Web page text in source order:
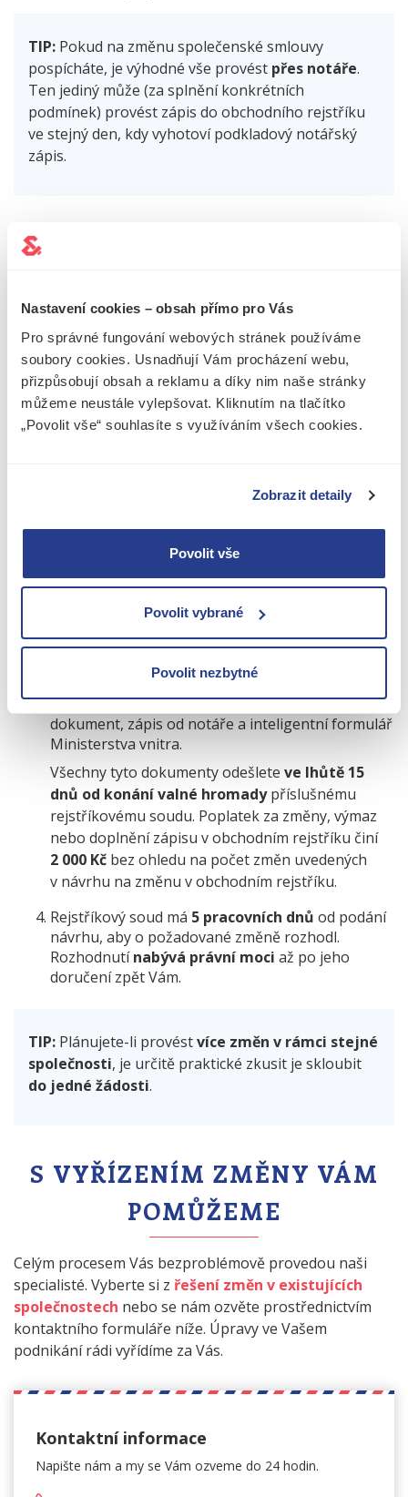
Nastavení cookies – obsah přímo pro Vás
Pro správné fungování webových stránek používáme
soubory cookies. Usnadňují Vám procházení webu,
přizpůsobují obsah a reklamu a díky nim naše stránky
můžeme neustále vylepšovat. Kliknutím na tlačítko
„Povolit vše“ souhlasíte s využíváním všech cookies.
Zobrazit detaily
Povolit vše
Povolit vybrané
Povolit nezbytné
TIP: Pokud na změnu společenské smlouvy
pospícháte, je výhodné vše provést přes notáře.
Ten jediný může (za splnění konkrétních
podmínek) provést zápis do obchodního rejstříku
ve stejný den, kdy vyhotoví podkladový notářský
zápis.
ZMĚNY V OR
Pokud plánujete změnu ve svém podnikání, jako
například změnu sídla, názvu, změnu ve skladbě
společníků či členů dozorčí rady, případně zvýšení
základního kapitálu nebo naopak vstup do
před jejím konáním a nezapomeňte na
Notář od Vás bude před zasedáním valné
hromady potřebovat aktuální výpis z OR,
všech společníků.
Dokumenty notáři pošlete maximálně5
pracovních dnůpřed termínem valné hromady.
Následně použijete změněný zakladatelský
dokument, zápis od notáře a inteligentní formulář
Ministerstva vnitra.
Všechny tyto dokumenty odešlete ve lhůtě 15
dnů od konání valné hromadypříslušnému
rejstříkovému soudu. Poplatek za změny, výmaz
nebo doplnění zápisu v obchodním rejstříku činí
2 000 Kč bez ohledu na počet změn uvedených
v návrhu na změnu v obchodním rejstříku.
Rejstříkový soud má 5 pracovních dnů od podání
návrhu, aby o požadované změně rozhodl.
Rozhodnutínabývá právní moci až po jeho
doručení zpět Vám.
TIP: Plánujete-li provéstvíce změn v rámci stejné
společnosti, je určitě praktické zkusit je skloubit
do jedné žádosti.
S VYŘÍZENÍM ZMĚNY VÁM
POMŮŽEME
Celým procesem Vás bezproblémově provedou naši
specialisté. Vyberte si z řešení změn v existujících
společnostech nebo se nám ozvěte prostřednictvím
kontaktního formuláře níže. Úpravy ve Vašem
podnikání rádi vyřídíme za Vás.
Kontaktní informace
Napište nám a my se Vám ozveme do 24 hodin.